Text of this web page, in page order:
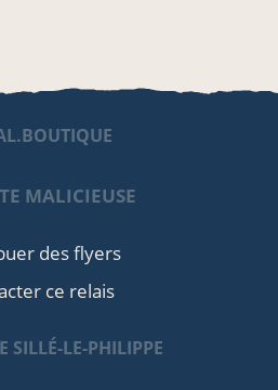
MALICIEUSE
des flyers
ce relais
SILLÉ-LE-PHILIPPE